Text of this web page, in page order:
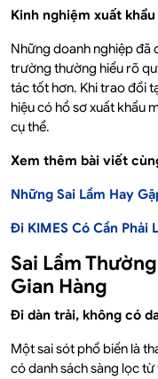
Kinh nghiệm xuất khẩu
Những doanh nghiệp đã
trường thường hiểu rõ
tác tốt hơn. Khi trao đổi
hiệu có hồ sơ xuất khẩu
cụ thể.
Xem thêm bài viết
Những Sai Lầm Hay
Đi KIMES Có Cần Phải
Sai Lầm
Gian Hàng
Đi dàn trải, không có
Một sai sót phổ biến là
có danh sách sàng lọc